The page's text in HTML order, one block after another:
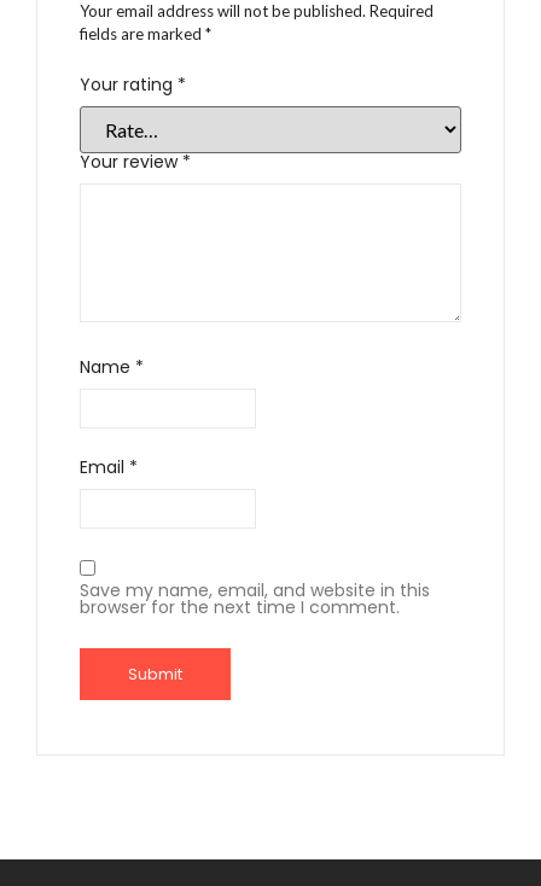
Your email address will not be published. Required
fields are marked *
Your rating *
Your review *
Name *
Email *
Save my name, email, and website in this
browser for the next time I comment.